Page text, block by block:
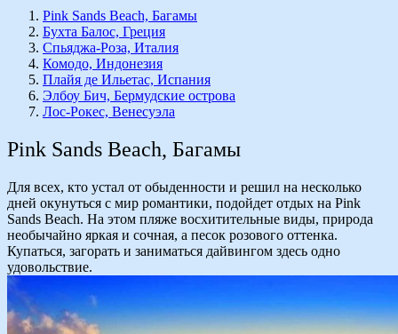
Pink Sands Beach, Багамы
Бухта Балос, Греция
Спьяджа-Роза, Италия
Комодо, Индонезия
Плайя де Ильетас, Испания
Элбоу Бич, Бермудские острова
Лос-Рокес, Венесуэла
Pink Sands Beach, Багамы
Для всех, кто устал от обыденности и решил на несколько
дней окунуться с мир романтики, подойдет отдых на Pink
Sands Beach. На этом пляже восхитительные виды, природа
необычайно яркая и сочная, а песок розового оттенка.
Купаться, загорать и заниматься дайвингом здесь одно
удовольствие.